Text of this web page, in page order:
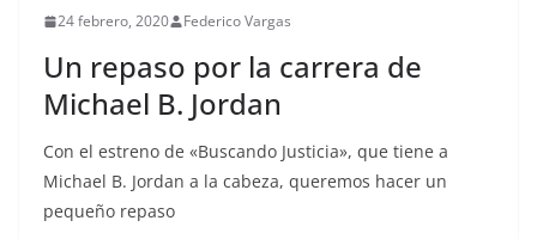
24 febrero, 2020 Federico Vargas
Un repaso por la carrera de
Michael B. Jordan
Con el estreno de «Buscando Justicia», que tiene a
Michael B. Jordan a la cabeza, queremos hacer un
pequeño repaso